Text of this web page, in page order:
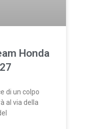
Honda
di un colpo
al via della